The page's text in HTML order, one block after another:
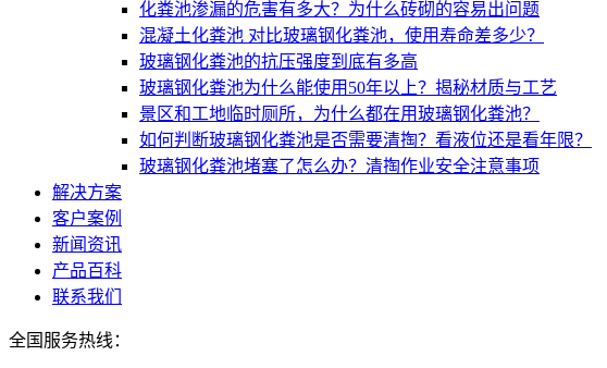
化粪池渗漏的危害有多大？为什么砖砌的容易出问题
混凝土化粪池 对比玻璃钢化粪池，使用寿命差多少？
玻璃钢化粪池的抗压强度到底有多高
玻璃钢化粪池为什么能使用50年以上？揭秘材质与工艺
景区和工地临时厕所，为什么都在用玻璃钢化粪池？
如何判断玻璃钢化粪池是否需要清掏？看液位还是看年限？
玻璃钢化粪池堵塞了怎么办？清掏作业安全注意事项
解决方案
客户案例
新闻资讯
产品百科
联系我们
全国服务热线：